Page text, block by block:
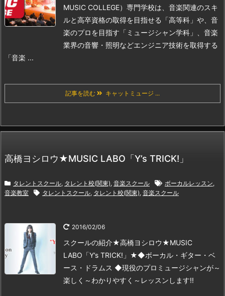
MUSIC COLLEGE）専門学校は、音楽関連のスキ
ルと高卒資格の取得を目指せる「高等科」や、音
楽のプロを目指す「ミュージシャン学科」、音楽
業界の音響・照明などエンジニア技術を取得する
「音楽 ...
記事を読む キャットミュージ ...
高橋ヨシロウ★MUSIC LABO「Y’s TRICK!」
タレントスクール, タレント校(関東), 音楽スクール ボーカルレッスン,
音楽教室
タレントスクール, タレント校(関東), 音楽スクール
2016/02/06
スクールの紹介★高橋ヨシロウ★MUSIC
LABO「Y’s TRICK!」★◆ボーカル・ギター・ベ
ース・ドラムス ◆現役のプロミュージシャンが～
楽しく～わかりやすく～レッスンします!!